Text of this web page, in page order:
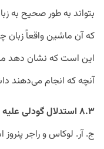
بتواند به طور صحیح به
که آن ماشین واقعاً
این است که نشان دهد
آنچه که انجام می‌دهند
۸.۳ استدلال گودلی علیه “هوش مصنوعی قوی”
ج. آر. لوکاس و راجر